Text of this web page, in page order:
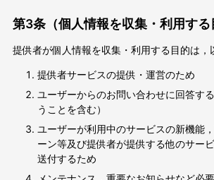
第3条（個人情報を収集・利用する
提供者が個人情報を収集・利用する目的は，
提供者サービスの提供・運営のため
ユーザーからのお問い合わせに回答す
うことを含む）
ユーザーが利用中のサービスの新機能
ーン等及び提供者が提供する他のサー
送付するため